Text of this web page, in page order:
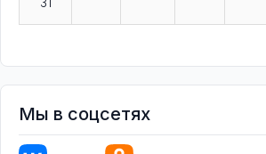
Мы в соцсетях